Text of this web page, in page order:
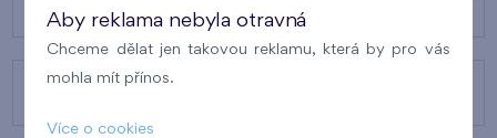
O FINEPU
Aby reklama nebyla otravná
Chceme dělat jen takovou reklamu, která by pro vás
mohla mít přínos.
Více o cookies